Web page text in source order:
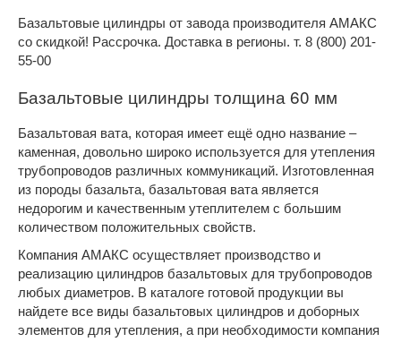
Базальтовые цилиндры от завода производителя АМАКС
со скидкой! Рассрочка. Доставка в регионы. т. 8 (800) 201-
55-00
Базальтовые цилиндры толщина 60 мм
Базальтовая вата, которая имеет ещё одно название –
каменная, довольно широко используется для утепления
трубопроводов различных коммуникаций. Изготовленная
из породы базальта, базальтовая вата является
недорогим и качественным утеплителем с большим
количеством положительных свойств.
Компания АМАКС осуществляет производство и
реализацию цилиндров базальтовых для трубопроводов
любых диаметров. В каталоге готовой продукции вы
найдете все виды базальтовых цилиндров и доборных
элементов для утепления, а при необходимости компания